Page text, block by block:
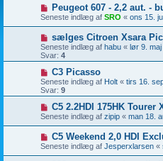
Peugeot 607 - 2,2 aut. -
Seneste indlæg af SRO « ons 15.
sælges Citroen Xsara
Seneste indlæg af habu « lør 9. maj
Svar: 4
C3 Picasso
Seneste indlæg af Holt « tirs 16.
Svar: 9
C5 2.2HDI 175HK Tourer
Seneste indlæg af zipip « man 18.
C5 Weekend 2,0 HDI
Seneste indlæg af Jesperxlarsen «